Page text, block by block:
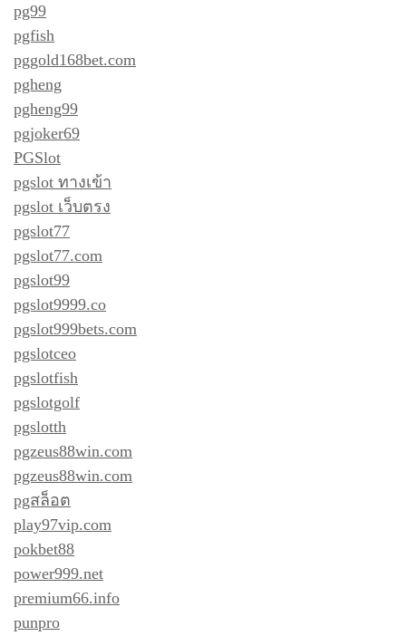
pg99
pgfish
pggold168bet.com
pgheng
pgheng99
pgjoker69
PGSlot
pgslot ทางเข้า
pgslot เว็บตรง
pgslot77
pgslot77.com
pgslot99
pgslot9999.co
pgslot999bets.com
pgslotceo
pgslotfish
pgslotgolf
pgslotth
pgzeus88win.com
pgzeus88win.com
pgสล็อต
play97vip.com
pokbet88
power999.net
premium66.info
punpro